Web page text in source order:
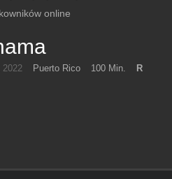
online
2022 Puerto Rico 100 Min.
R